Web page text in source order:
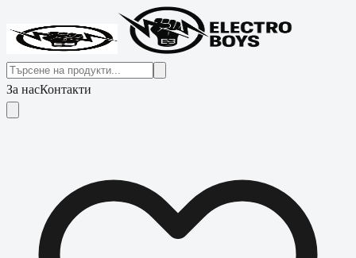
За насКонтакти